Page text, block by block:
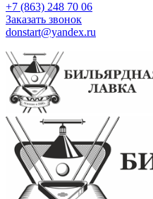
+7 (863) 248 70 06
Заказать звонок
donstart@yandex.ru